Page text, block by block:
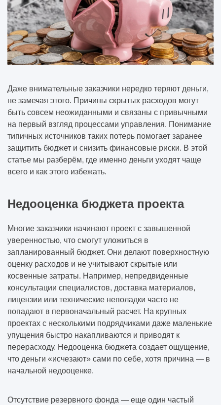
Даже внимательные заказчики нередко теряют деньги,
не замечая этого. Причины скрытых расходов могут
быть совсем неожиданными и связаны с привычными
на первый взгляд процессами управления. Понимание
типичных источников таких потерь помогает заранее
защитить бюджет и снизить финансовые риски. В этой
статье мы разберём, где именно деньги уходят чаще
всего и как этого избежать.
Недооценка бюджета проекта
Многие заказчики начинают проект с завышенной
уверенностью, что смогут уложиться в
запланированный бюджет. Они делают поверхностную
оценку расходов и не учитывают скрытые или
косвенные затраты. Например, непредвиденные
консультации специалистов, доставка материалов,
лицензии или технические неполадки часто не
попадают в первоначальный расчет. На крупных
проектах с несколькими подрядчиками даже маленькие
упущения быстро накапливаются и приводят к
перерасходу. Недооценка бюджета создает ощущение,
что деньги «исчезают» сами по себе, хотя причина — в
начальной недооценке.
Отсутствие резервного фонда — еще один частый